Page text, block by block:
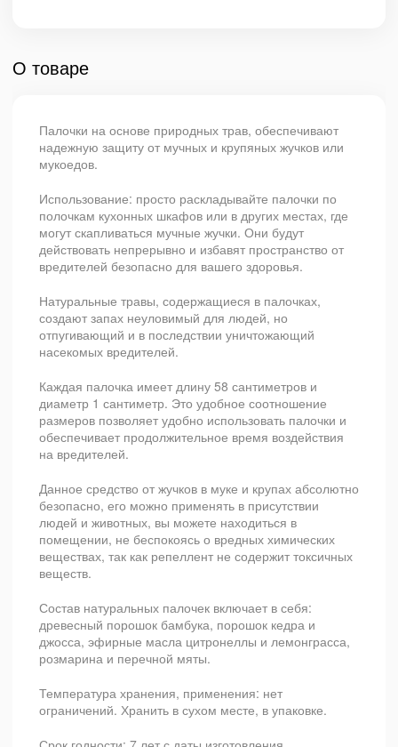
О товаре
Палочки на основе природных трав, обеспечивают
надежную защиту от мучных и крупяных жучков или
мукоедов.
Использование: просто раскладывайте палочки по
полочкам кухонных шкафов или в других местах, где
могут скапливаться мучные жучки. Они будут
действовать непрерывно и избавят пространство от
вредителей безопасно для вашего здоровья.
Натуральные травы, содержащиеся в палочках,
создают запах неуловимый для людей, но
отпугивающий и в последствии уничтожающий
насекомых вредителей.
Каждая палочка имеет длину 58 сантиметров и
диаметр 1 сантиметр. Это удобное соотношение
размеров позволяет удобно использовать палочки и
обеспечивает продолжительное время воздействия
на вредителей.
Данное средство от жучков в муке и крупах абсолютно
безопасно, его можно применять в присутствии
людей и животных, вы можете находиться в
помещении, не беспокоясь о вредных химических
веществах, так как репеллент не содержит токсичных
веществ.
Состав натуральных палочек включает в себя:
древесный порошок бамбука, порошок кедра и
джосса, эфирные масла цитронеллы и лемонграсса,
розмарина и перечной мяты.
Температура хранения, применения: нет
ограничений. Хранить в сухом месте, в упаковке.